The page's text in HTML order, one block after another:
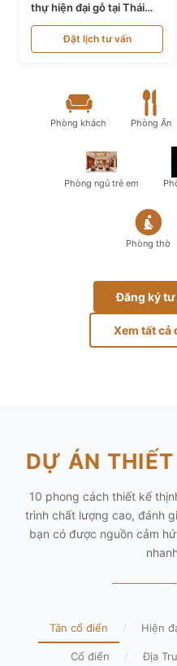
thự hiện đại gỗ tại Thái
Bình NT9188719
Đặt lịch tư vấn
Phòng khách Phòng Ăn
Phòng ngủ trẻ em
Phòng thờ
Đăng ký tư
Xem tất cả
DỰ ÁN
10 phong cách thiết kế
trình chất lượng cao, đánh
bạn có được nguồn cảm
Tân cổ điển / Hiện
Cổ điển / Địa